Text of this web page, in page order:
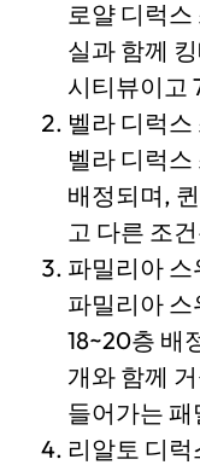
로얄 디럭스
실과 함께
시티뷰이고
벨라 디럭스
벨라 디럭스
배정되며,
고 다른 조
파밀리아 스
파밀리아 스
18~20층 배
개와 함께
들어가는
리알토 디럭